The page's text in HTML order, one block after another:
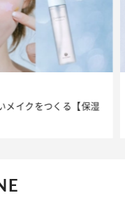
メイクをつくる【保湿